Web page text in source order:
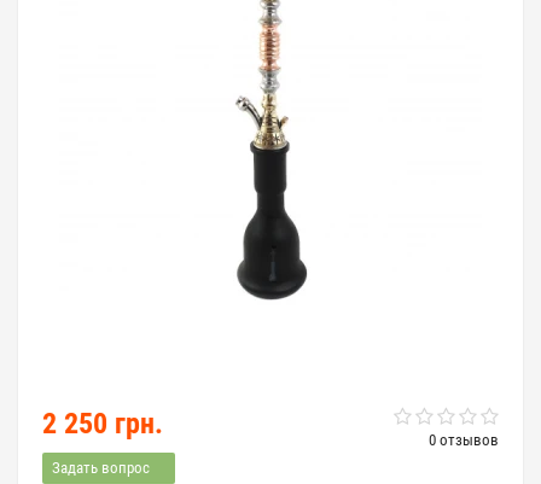
0 отзывов
2 250 грн.
Задать вопрос